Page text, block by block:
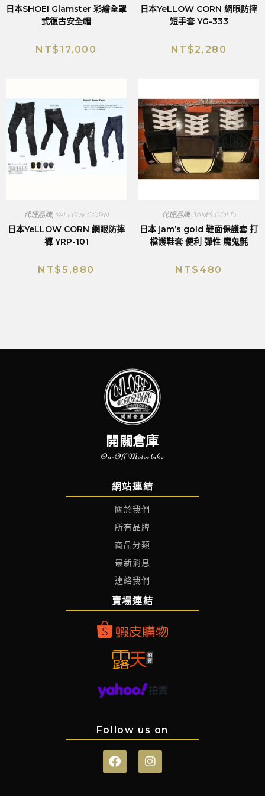
日本SHOEI Glamster 彩繪全罩
式復古安全帽
NT$17,000
日本YeLLOW CORN 網眼防摔
短手套 YG-333
NT$2,280
代理品牌, YeLLOW CORN
日本YeLLOW CORN 網眼防摔
褲 YRP-101
NT$5,880
代理品牌, JAM’S GOLD
日本 jam’s gold 鞋面保護套 打
檔護鞋套 便利 彈性 魔鬼氈
NT$ 480
開關倉庫
On-Off Motorbike
網站連結
關於我們
所有品牌
商品分類
最新消息
連絡我們
賣場連結
Follow us on